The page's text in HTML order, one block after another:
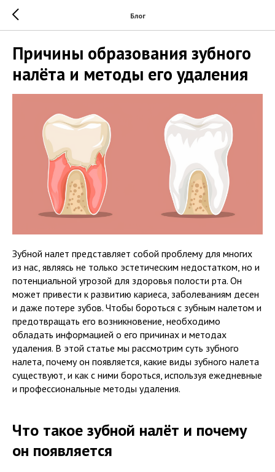
Блог
Причины образования зубного
налёта и методы его удаления
Зубной налет представляет собой проблему для многих
из нас, являясь не только эстетическим недостатком, но и
потенциальной угрозой для здоровья полости рта. Он
может привести к развитию кариеса, заболеваниям десен
и даже потере зубов. Чтобы бороться с зубным налетом и
предотвращать его возникновение, необходимо
обладать информацией о его причинах и методах
удаления. В этой статье мы рассмотрим суть зубного
налета, почему он появляется, какие виды зубного налета
существуют, и как с ними бороться, используя ежедневные
и профессиональные методы удаления.
Что такое зубной налёт и почему
он появляется